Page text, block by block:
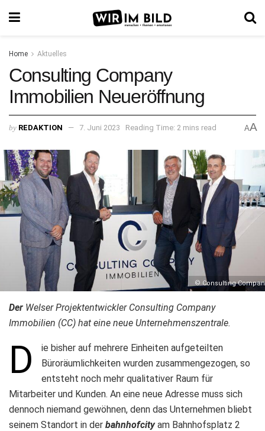
Home Aktuelles
Consulting Company
Immobilien Neueröffnung
by REDAKTION 7. Juni 2023 Reading Time: 2 mins read AA
© Consulting
Der Welser Projektentwickler Consulting Company
Immobilien (CC) hat eine neue Unternehmenszentrale.
D
ie bisher auf mehrere Einheiten aufgeteilten
Büroräumlichkeiten wurden zusammengezogen, so
entsteht noch mehr qualitativer Raum für
Mitarbeiter und Kunden. An eine neue Adresse muss sich
dennoch niemand gewöhnen, denn das Unternehmen bliebt
seinem Standort in der bahnhofcityam Bahnhofsplatz 2